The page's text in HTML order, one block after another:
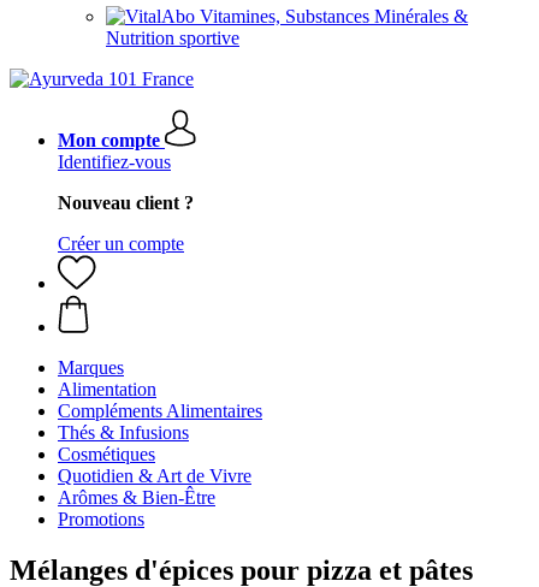
Vitamines, Substances Minérales &
Nutrition sportive
Mon compte
Identifiez-vous
Nouveau client ?
Créer un compte
Marques
Alimentation
Compléments Alimentaires
Thés & Infusions
Cosmétiques
Quotidien & Art de Vivre
Arômes & Bien-Être
Promotions
Mélanges d'épices pour pizza et pâtes